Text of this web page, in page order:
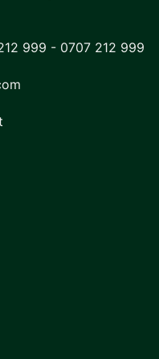
999 - 0707 212 999